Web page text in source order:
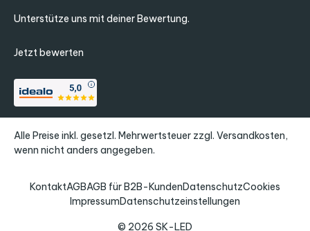
Unterstütze uns mit deiner Bewertung.
Jetzt bewerten
Alle Preise inkl. gesetzl. Mehrwertsteuer zzgl. Versandkosten,
wenn nicht anders angegeben.
© 2026 SK-LED
KontaktAGBAGB für B2B-KundenDatenschutzCookies
ImpressumDatenschutzeinstellungen